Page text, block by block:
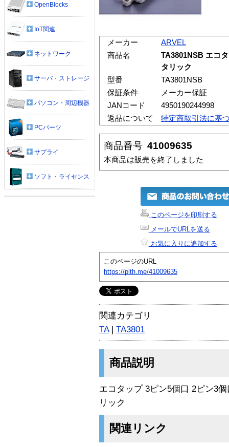
メーカー
ARVEL
商品名
TA3801NSB エコ
タリック
型番
TA3801NSB
保証条件
メーカー保証
JANコード
4950190244998
返品について
特定商取引法に基
商品番号 41009635
本商品は販売を終了しました
このページを印刷する
メールでURLを送る
お気に入りに追加する
このページのURL
https://plth.me/41009635
関連カテゴリ
TA| TA3801
商品説明
エコタップ 3ピン5個口 2ピン3
リック
関連リンク
OpenBlocks
IoT関連
ネットワーク
サーバ・ストレージ
パソコン・周辺機器
PCパーツ
サプライ
ソフト・ライセンス